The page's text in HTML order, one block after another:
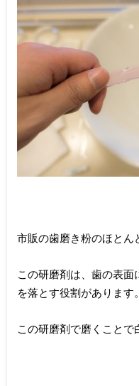
市販の歯磨き粉のほとん
この研磨剤は、歯の表
を落とす役割があります。
この研磨剤で磨くことで